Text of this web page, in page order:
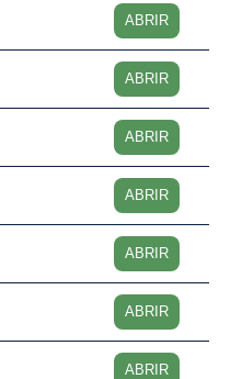
ABRIR
ABRIR
ABRIR
ABRIR
ABRIR
ABRIR
ABRIR